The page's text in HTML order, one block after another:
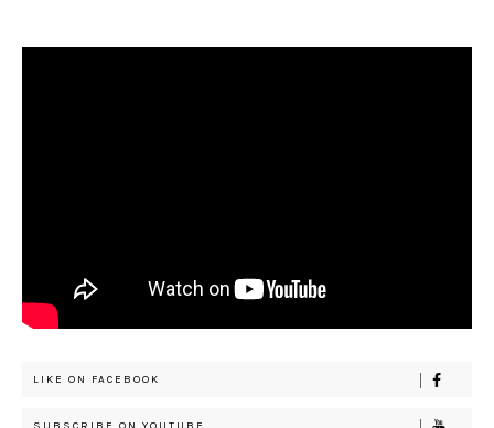
LIKE ON FACEBOOK
SUBSCRIBE ON YOUTUBE